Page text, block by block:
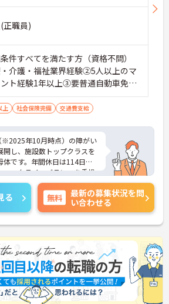
正職員)
件すべてを満たす方（資格不問）
介護・福祉業界経験②5人以上のマ
ト経験1年以上③要普通自動車免許
定可）※介護業界に関する有資格者
員初任者研修、介護福祉士な
迎
上 社会保険完備 交通費支給
※2025年10月時点）の障がい
開し、施設数トップクラスを
です。年間休日は114日以
ワークライフバランスを重視
。産前産後・育児休暇制度も
心して働ける環境が整ってい
外部勉強会受講支援制度など
アップもできます。チームを
長を後押しすることにやりが
挑戦に意欲的な方にぴったり
ある方は詳細等をお伝えしま
い合わせください。
る 無料
最新の募集状況を問
い合わせる